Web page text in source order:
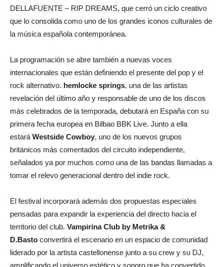
DELLAFUENTE – RIP DREAMS, que cerró un ciclo creativo
que lo consolida como uno de los grandes iconos culturales de
la música española contemporánea.
La programación se abre también a nuevas voces
internacionales que están definiendo el presente del pop y el
rock alternativo. hemlocke springs, una de las artistas
revelación del último año y responsable de uno de los discos
más celebrados de la temporada, debutará en España con su
primera fecha europea en Bilbao BBK Live. Junto a ella
estará Westside Cowboy, uno de los nuevos grupos
británicos más comentados del circuito independiente,
señalados ya por muchos como una de las bandas llamadas a
tomar el relevo generacional dentro del indie rock.
El festival incorporará además dos propuestas especiales
pensadas para expandir la experiencia del directo hacia el
territorio del club. Vampirina Club by Metrika &
D.Basto convertirá el escenario en un espacio de comunidad
liderado por la artista castellonense junto a su crew y su DJ,
amplificando el universo estético y sonoro que ha convertido